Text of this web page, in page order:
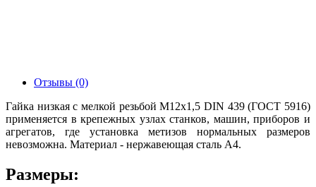
Отзывы (0)
Гайка низкая с мелкой резьбой М12х1,5 DIN 439 (ГОСТ 5916)
применяется в крепежных узлах станков, машин, приборов и
агрегатов, где установка метизов нормальных размеров
невозможна. Материал - нержавеющая сталь А4.
Размеры: